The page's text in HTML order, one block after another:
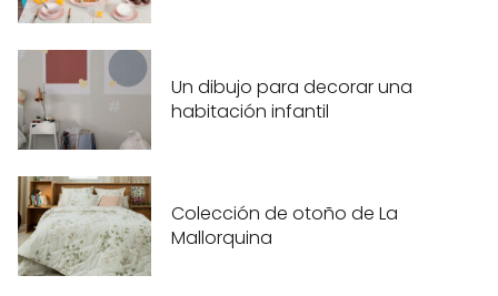
Un dibujo para decorar una
habitación infantil
Colección de otoño de La
Mallorquina